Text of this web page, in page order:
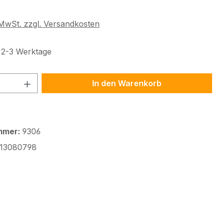
zzgl. Versandkosten
3 Werktage
Anzahl: Gib den gewünschten Wert
In den Warenkorb
9306